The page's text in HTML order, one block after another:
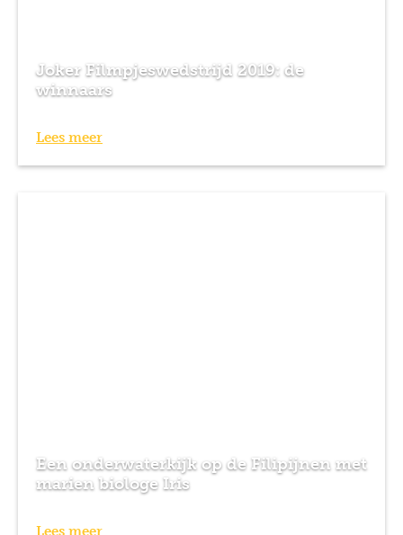
Joker Filmpjeswedstrijd 2019: de
winnaars
Lees meer
Een onderwaterkijk op de Filipijnen met
marien biologe Iris
Lees meer